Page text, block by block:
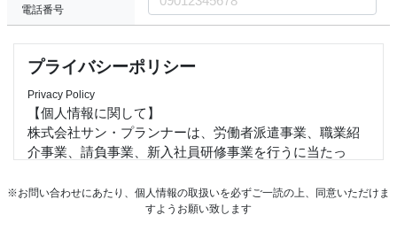
電話番号
プライバシーポリシー
Privacy Policy
【個人情報に関して】
株式会社サン・プランナーは、労働者派遣事業、職業紹
介事業、請負事業、新入社員研修事業を行うに当たっ
定個人情報等を保護することは重大な社会的責任と認識
します。以下の通り個人情報及び特定個人情報保護方針
※お問い合わせにあたり、個人情報の取扱いを必ずご一読の上、同意いただけま
すようお願い致します